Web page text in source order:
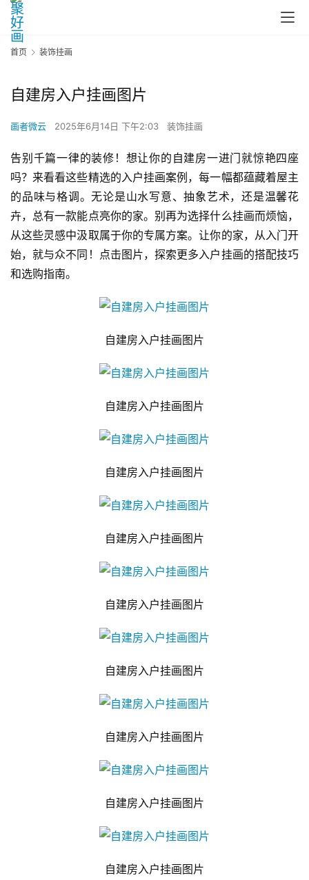
首页 装饰挂画
自建房入户挂画图片
画者微云 2025年6月14日 下午2:03 装饰挂画
告别千篇一律的装修！想让你的自建房一进门就惊艳四座
吗？来看看这些精选的入户挂画案例，每一幅都蕴藏着屋主
的品味与格调。无论是山水写意、抽象艺术，还是温馨花
卉，总有一款能点亮你的家。别再为选择什么挂画而烦恼，
从这些灵感中汲取属于你的专属方案。让你的家，从入门开
始，就与众不同！点击图片，探索更多入户挂画的搭配技巧
和选购指南。
自建房入户挂画图片
自建房入户挂画图片
自建房入户挂画图片
自建房入户挂画图片
自建房入户挂画图片
自建房入户挂画图片
自建房入户挂画图片
自建房入户挂画图片
自建房入户挂画图片